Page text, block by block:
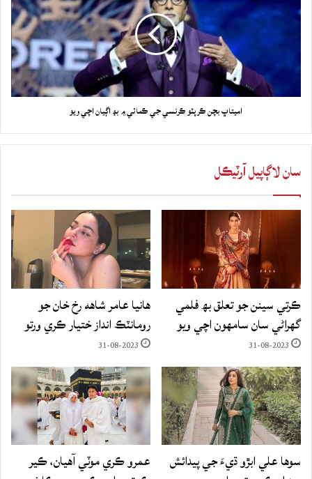
اميتاڀ بچن ڪرپٽو ڪرنسي جي ڪمائي ۾ بھ اڳيان اچي ويو
سان لاڳاپيل آرٽيڪل
ڪرتي سينن جو تعلق بھ فلمي
گهراڻي سان سامهون اچي ويو
31-08-2023
هانيا عامر شاهه رخ خان جو
رومانٽڪ انداز ختيار ڪري ورتو
31-08-2023
سوها علي ابڙو ڌيءَ جي پيدائش
عمرو ڪري موٽي آهيان، ڪير